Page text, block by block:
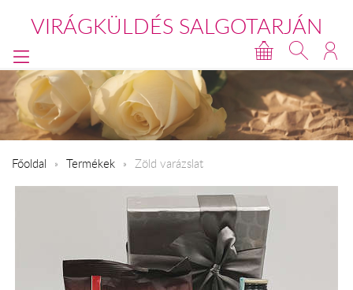
VIRÁGKÜLDÉS SALGOTARJÁN
Főoldal Termékek Zöld varázslat